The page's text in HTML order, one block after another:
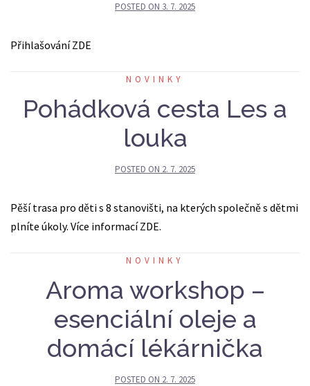
POSTED ON 3. 7. 2025
Přihlašování ZDE
NOVINKY
Pohádková cesta Les a
louka
POSTED ON 2. 7. 2025
Pěší trasa pro děti s 8 stanovišti, na kterých společně s dětmi
plníte úkoly. Více informací ZDE.
NOVINKY
Aroma workshop –
esenciální oleje a
domácí lékárnička
POSTED ON 2. 7. 2025